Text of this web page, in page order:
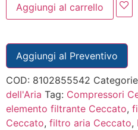
Aggiungi al carrello
Aggiungi al Preventivo
COD: 8102855542
dell'Aria Tag: Compressori
elemento filtrante Ceccato,
Ceccato, filtro aria Ceccato,